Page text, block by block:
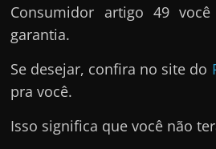
Consumidor artigo 49
garantia.
Se desejar, confira no site do
pra você.
Isso significa que você não